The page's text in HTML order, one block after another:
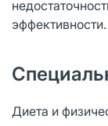
эффективности.
Диета и